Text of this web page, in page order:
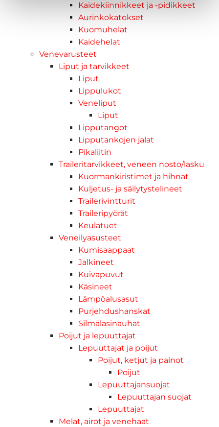
Kaidekiinnikkeet ja -pidikkeet
Aurinkokatokset
Kuomuhelat
Kaidehelat
Venevarusteet
Liput ja tarvikkeet
Liput
Lippulukot
Veneliput
Liput
Lipputangot
Lipputankojen jalat
Pikaliitin
Traileritarvikkeet, veneen nosto/lasku
Kuormankiristimet ja hihnat
Kuljetus- ja säilytystelineet
Trailerivintturit
Traileripyörät
Keulatuet
Veneilyasusteet
Kumisaappaat
Jalkineet
Kuivapuvut
Käsineet
Lämpöalusasut
Purjehdushanskat
Silmälasinauhat
Poijut ja lepuuttajat
Lepuuttajat ja poijut
Poijut, ketjut ja painot
Poijut
Lepuuttajansuojat
Lepuuttajan suojat
Lepuuttajat
Melat, airot ja venehaat